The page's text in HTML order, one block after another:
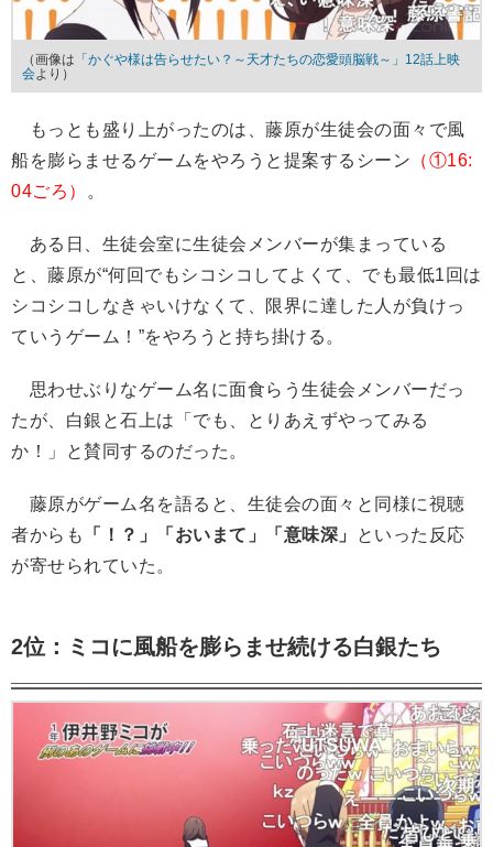
（画像は 「かぐや様は告らせたい？～天才たちの恋愛頭脳戦～」12話上映
会より）
もっとも盛り上がったのは、藤原が生徒会の面々で風
船を膨らませるゲームをやろうと提案するシーン （①16:
04ごろ）
。
ある日、生徒会室に生徒会メンバーが集まっている
と、藤原が“何回でもシコシコしてよくて、でも最低1回は
シコシコしなきゃいけなくて、限界に達した人が負けっ
ていうゲーム！”をやろうと持ち掛ける。
思わせぶりなゲーム名に面食らう生徒会メンバーだっ
たが、白銀と石上は「でも、とりあえずやってみる
か！」と賛同するのだった。
藤原がゲーム名を語ると、生徒会の面々と同様に視聴
者からも
「！？」「おいまて」「意味深」
といった反応
が寄せられていた。
2位：ミコに風船を膨らませ続ける白銀たち